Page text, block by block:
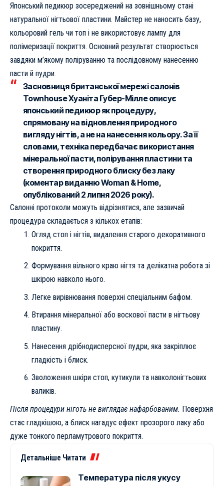
Японський педикюр зосереджений на зовнішньому стані
натуральної нігтьової пластини. Майстер не наносить базу,
кольоровий гель чи топ і не використовує лампу для
полімеризації покриття. Основний результат створюється
завдяки м’якому поліруванню та послідовному нанесенню
пасти й пудри.
Засновниця британської мережі салонів
Townhouse Хуаніта Губер-Мілле описує
японський педикюр як процедуру,
спрямовану на відновлення природного
вигляду нігтів, а не на нанесення кольору. За її
словами, техніка передбачає використання
мінеральної пасти, полірування пластини та
створення природного блиску без лаку
(коментар виданню Woman & Home,
опублікований 2 липня 2026 року).
Салонні протоколи можуть відрізнятися, але зазвичай
процедура складається з кількох етапів:
Огляд стоп і нігтів, видалення старого декоративного
покриття.
Формування вільного краю нігтя та делікатна робота зі
шкірою навколо нього.
Легке вирівнювання поверхні спеціальним бафом.
Втирання мінеральної або воскової пасти в нігтьову
пластину.
Нанесення дрібнодисперсної пудри, яка закріплює
гладкість і блиск.
Зволоження шкіри стоп, кутикули та навколонігтьових
валиків.
Після процедури ніготь не виглядає нафарбованим. Поверхня
стає гладкішою, а блиск нагадує ефект прозорого лаку або
дуже тонкого перламутрового покриття.
Детальніше Читати
Температура після укусу